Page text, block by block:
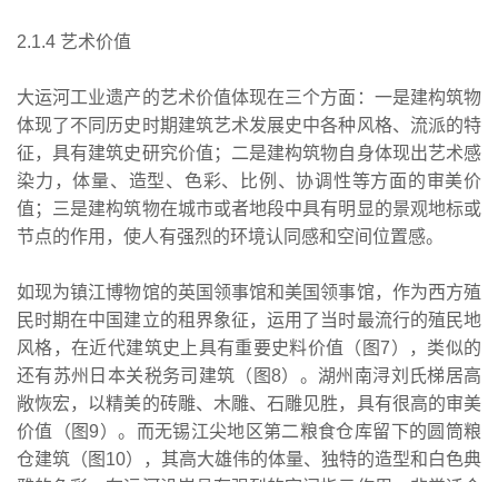
2.1.4 艺术价值
大运河工业遗产的艺术价值体现在三个方面：一是建构筑物
体现了不同历史时期建筑艺术发展史中各种风格、流派的特
征，具有建筑史研究价值；二是建构筑物自身体现出艺术感
染力，体量、造型、色彩、比例、协调性等方面的审美价
值；三是建构筑物在城市或者地段中具有明显的景观地标或
节点的作用，使人有强烈的环境认同感和空间位置感。
如现为镇江博物馆的英国领事馆和美国领事馆，作为西方殖
民时期在中国建立的租界象征，运用了当时最流行的殖民地
风格，在近代建筑史上具有重要史料价值（图7），类似的
还有苏州日本关税务司建筑（图8）。湖州南浔刘氏梯居高
敞恢宏，以精美的砖雕、木雕、石雕见胜，具有很高的审美
价值（图9）。而无锡江尖地区第二粮食仓库留下的圆筒粮
仓建筑（图10），其高大雄伟的体量、独特的造型和白色典